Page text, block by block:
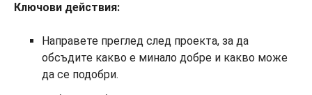
Ключови действия:
Направете преглед след проекта, за да
обсъдите какво е минало добре и какво може
да се подобри.